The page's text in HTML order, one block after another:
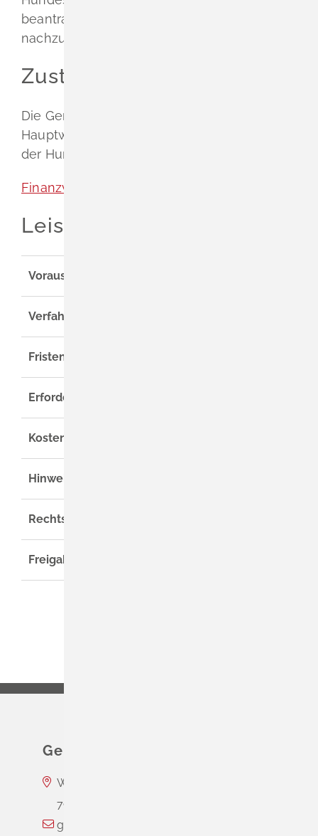
beantragen, um der Kennzeichnungspflicht
nachzukommen.
Zuständige Stelle
Die Gemeinde-/Stadtverwaltung des
Hauptwohnsitzes des Hundehalters oder
der Hundehalterin
Finanzverwaltung [Gemeinde Schliengen]
Leistungsdetails
Voraussetzungen
Verfahrensablauf
Fristen
Erforderliche Unterlagen
Kosten
Hinweise
Rechtsgrundlage
Freigabevermerk
Gemeinde Schliengen
Wasserschloss Entenstein
79418
gemeinde@schliengen.de